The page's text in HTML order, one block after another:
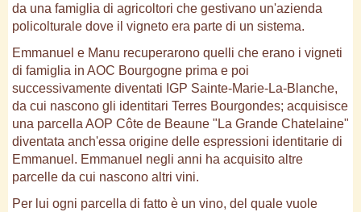
da una famiglia di agricoltori che gestivano un'azienda
policolturale dove il vigneto era parte di un sistema.
Emmanuel e Manu recuperarono quelli che erano i vigneti
di famiglia in AOC Bourgogne prima e poi
successivamente diventati IGP Sainte-Marie-La-Blanche,
da cui nascono gli identitari Terres Bourgondes; acquisisce
una parcella AOP Côte de Beaune "La Grande Chatelaine"
diventata anch'essa origine delle espressioni identitarie di
Emmanuel. Emmanuel negli anni ha acquisito altre
parcelle da cui nascono altri vini.
Per lui ogni parcella di fatto è un vino, del quale vuole